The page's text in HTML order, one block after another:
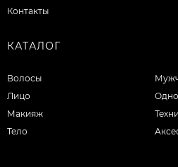
Контакты
КАТАЛОГ
Волосы
Лицо
Макияж
Тело